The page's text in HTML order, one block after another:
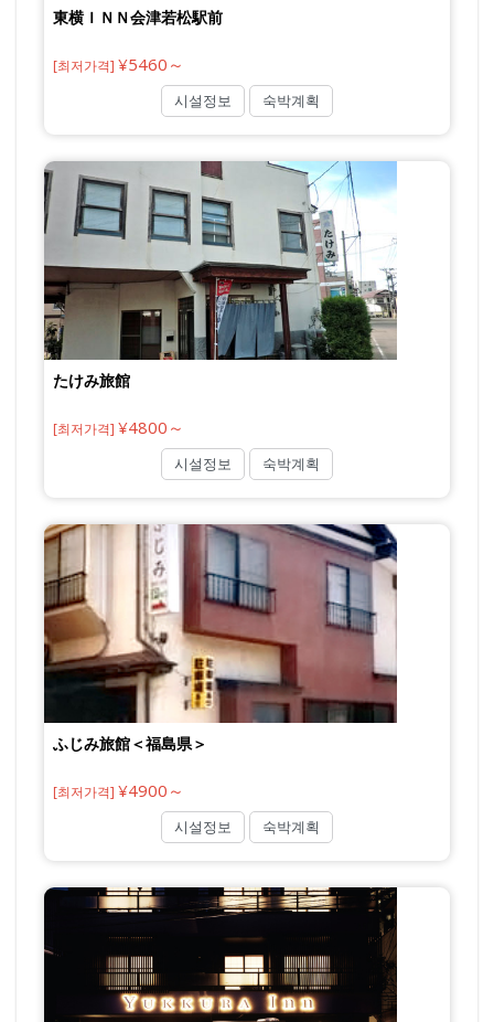
東横ＩＮＮ会津若松駅前
[최저가격]¥5460～
시설정보 숙박계획
たけみ旅館
[최저가격]¥4800～
시설정보 숙박계획
ふじみ旅館＜福島県＞
[최저가격]¥4900～
시설정보 숙박계획